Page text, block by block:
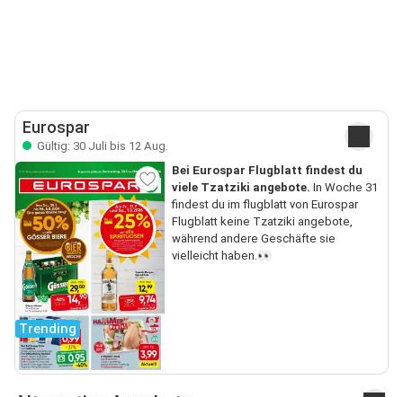
Eurospar
Gültig: 30 Juli bis 12 Aug.
Trending
Bei Eurospar Flugblatt findest du
viele Tzatziki angebote. In Woche 31
findest du im flugblatt von Eurospar
Flugblatt keine Tzatziki angebote,
während andere Geschäfte sie
vielleicht haben.👀